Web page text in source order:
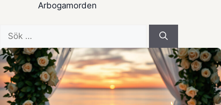
Arbogamorden
efter: